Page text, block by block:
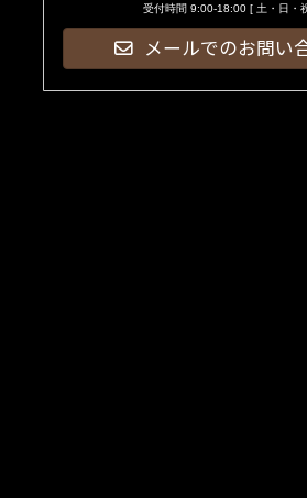
受付時間 9:00-18:00 [ 土・日・
メールでのお問い